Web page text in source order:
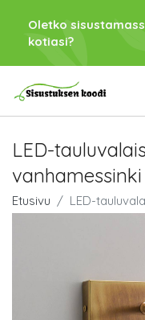
Oletko
kotiasi?
LED-
vanhamessinki
Etusivu LED-